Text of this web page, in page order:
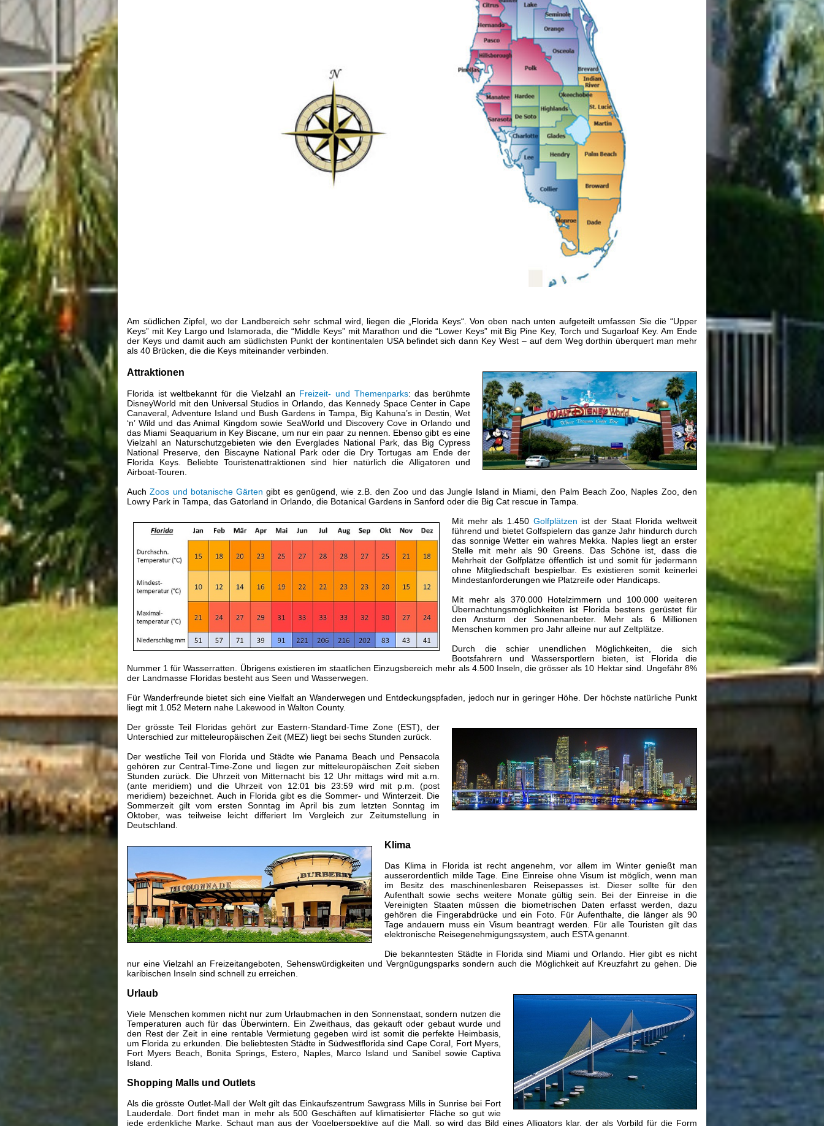
Am südlichen Zipfel, wo der Landbereich sehr schmal wird, liegen die „Florida Keys“. Von oben nach unten aufgeteilt umfassen Sie die “Upper
Keys” mit Key Largo und Islamorada, die “Middle Keys” mit Marathon und die “Lower Keys” mit Big Pine Key, Torch und Sugarloaf Key. Am Ende
der Keys und damit auch am südlichsten Punkt der kontinentalen USA befindet sich dann Key West – auf dem Weg dorthin überquert man mehr
als 40 Brücken, die die Keys miteinander verbinden.
Attraktionen
Florida ist weltbekannt für die Vielzahl an Freizeit- und Themenparks: das berühmte
DisneyWorld mit den Universal Studios in Orlando, das Kennedy Space Center in Cape
Canaveral, Adventure Island und Bush Gardens in Tampa, Big Kahuna’s in Destin, Wet
‘n’ Wild und das Animal Kingdom sowie SeaWorld und Discovery Cove in Orlando und
das Miami Seaquarium in Key Biscane, um nur ein paar zu nennen. Ebenso gibt es eine
Vielzahl an Naturschutzgebieten wie den Everglades National Park, das Big Cypress
National Preserve, den Biscayne National Park oder die Dry Tortugas am Ende der
Florida Keys. Beliebte Touristenattraktionen sind hier natürlich die Alligatoren und
Airboat-Touren.
AuchZoos und botanische Gärten gibt es genügend, wie z.B. den Zoo und das Jungle Island in Miami, den Palm Beach Zoo, Naples Zoo, den
Lowry Park in Tampa, das Gatorland in Orlando, die Botanical Gardens in Sanford oder die Big Cat rescue in Tampa.
Mit mehr als 1.450 Golfplätzen ist der Staat Florida weltweit
führend und bietet Golfspielern das ganze Jahr hindurch durch
das sonnige Wetter ein wahres Mekka. Naples liegt an erster
Stelle mit mehr als 90 Greens. Das Schöne ist, dass die
Mehrheit der Golfplätze öffentlich ist und somit für jedermann
ohne Mitgliedschaft bespielbar. Es existieren somit keinerlei
Mindestanforderungen wie Platzreife oder Handicaps.
Mit mehr als 370.000 Hotelzimmern und 100.000 weiteren
Übernachtungsmöglichkeiten ist Florida bestens gerüstet für
den Ansturm der Sonnenanbeter. Mehr als 6 Millionen
Menschen kommen pro Jahr alleine nur auf Zeltplätze.
Durch die schier unendlichen Möglichkeiten, die sich
Bootsfahrern und Wassersportlern bieten, ist Florida die
Nummer 1 für Wasserratten. Übrigens existieren im staatlichen Einzugsbereich mehr als 4.500 Inseln, die grösser als 10 Hektar sind. Ungefähr 8%
der Landmasse Floridas besteht aus Seen und Wasserwegen.
Für Wanderfreunde bietet sich eine Vielfalt an Wanderwegen und Entdeckungspfaden, jedoch nur in geringer Höhe. Der höchste natürliche Punkt
liegt mit 1.052 Metern nahe Lakewood in Walton County.
Der grösste Teil Floridas gehört zur Eastern-Standard-Time Zone (EST), der
Unterschied zur mitteleuropäischen Zeit (MEZ) liegt bei sechs Stunden zurück.
Der westliche Teil von Florida und Städte wie Panama Beach und Pensacola
gehören zur Central-Time-Zone und liegen zur mitteleuropäischen Zeit sieben
Stunden zurück. Die Uhrzeit von Mitternacht bis 12 Uhr mittags wird mit a.m.
(ante meridiem) und die Uhrzeit von 12:01 bis 23:59 wird mit p.m. (post
meridiem) bezeichnet. Auch in Florida gibt es die Sommer- und Winterzeit. Die
Sommerzeit gilt vom ersten Sonntag im April bis zum letzten Sonntag im
Oktober, was teilweise leicht differiert Im Vergleich zur Zeitumstellung in
Deutschland.
Klima
Das Klima in Florida ist recht angenehm, vor allem im Winter genießt man
ausserordentlich milde Tage. Eine Einreise ohne Visum ist möglich, wenn man
im Besitz des maschinenlesbaren Reisepasses ist. Dieser sollte für den
Aufenthalt sowie sechs weitere Monate gültig sein. Bei der Einreise in die
Vereinigten Staaten müssen die biometrischen Daten erfasst werden, dazu
gehören die Fingerabdrücke und ein Foto. Für Aufenthalte, die länger als 90
Tage andauern muss ein Visum beantragt werden. Für alle Touristen gilt das
elektronische Reisegenehmigungssystem, auch ESTA genannt.
Die bekanntesten Städte in Florida sind Miami und Orlando. Hier gibt es nicht
nur eine Vielzahl an Freizeitangeboten, Sehenswürdigkeiten und Vergnügungsparks sondern auch die Möglichkeit auf Kreuzfahrt zu gehen. Die
karibischen Inseln sind schnell zu erreichen.
Urlaub
Viele Menschen kommen nicht nur zum Urlaubmachen in den Sonnenstaat, sondern nutzen die
Temperaturen auch für das Überwintern. Ein Zweithaus, das gekauft oder gebaut wurde und
den Rest der Zeit in eine rentable Vermietung gegeben wird ist somit die perfekte Heimbasis,
um Florida zu erkunden. Die beliebtesten Städte in Südwestflorida sind Cape Coral, Fort Myers,
Fort Myers Beach, Bonita Springs, Estero, Naples, Marco Island und Sanibel sowie Captiva
Island.
Shopping Malls und Outlets
Als die grösste Outlet-Mall der Welt gilt das Einkaufszentrum Sawgrass Mills in Sunrise bei Fort
Lauderdale. Dort findet man in mehr als 500 Geschäften auf klimatisierter Fläche so gut wie
jede erdenkliche Marke. Schaut man aus der Vogelperspektive auf die Mall, so wird das Bild eines Alligators klar, der als Vorbild für die Form